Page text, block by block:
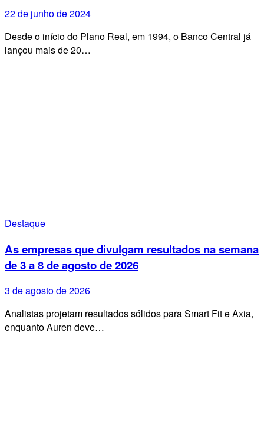
22 de junho de 2024
Desde o início do Plano Real, em 1994, o Banco Central já
lançou mais de 20…
Destaque
As empresas que divulgam resultados na semana
de 3 a 8 de agosto de 2026
3 de agosto de 2026
Analistas projetam resultados sólidos para Smart Fit e Axia,
enquanto Auren deve…